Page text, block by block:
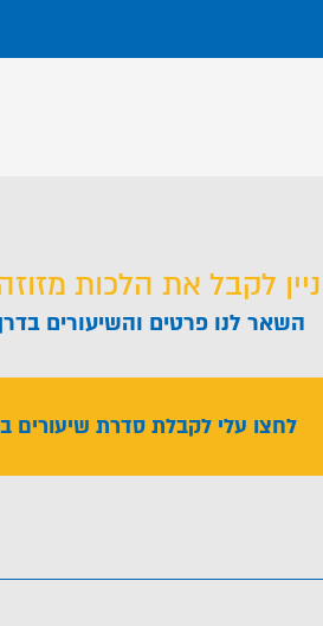
לקבל את הלכות
השאר לנו פרטים והשיעורים
לחצו עלי לקבלת סדרת שיעורים